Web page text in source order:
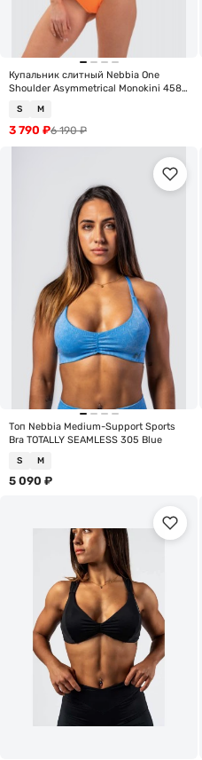
Купальник слитный Nebbia One
Shoulder Asymmetrical Monokini 458
S M
6 190₽
3 790 ₽
Топ Nebbia Medium-Support Sports
Bra TOTALLY SEAMLESS 305 Blue
S M
5 090 ₽